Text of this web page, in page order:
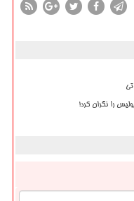
را نگران کرد!